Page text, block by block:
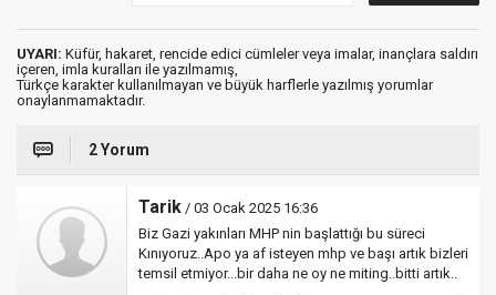
UYARI: Küfür, hakaret, rencide edici cümleler veya imalar, inançlara saldırı
içeren, imla kuralları ile yazılmamış,
Türkçe karakter kullanılmayan ve büyük harflerle yazılmış yorumlar
onaylanmamaktadır.
2 Yorum
Tarik / 03 Ocak 2025 16:36
Biz Gazi yakınları MHP nin başlattığı bu süreci
Kınıyoruz..Apo ya af isteyen mhp ve başı artık bizleri
temsil etmiyor...bir daha ne oy ne miting..bitti artık..